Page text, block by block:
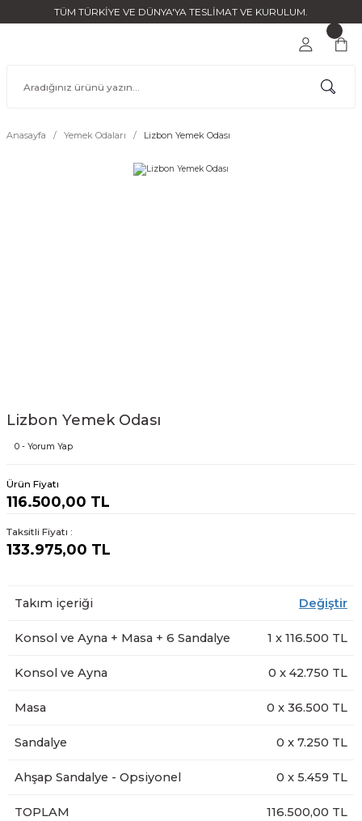
TÜM TÜRKİYE VE DÜNYA'YA TESLİMAT VE KURULUM.
Anasayfa Yemek Odaları Lizbon Yemek Odası
Lizbon Yemek Odası
0 - Yorum Yap
Ürün Fiyatı
116.500,00 TL
Taksitli Fiyatı :
133.975,00 TL
Takım içeriği Değiştir
Konsol ve Ayna + Masa + 6 Sandalye 1 x 116.500 TL
Konsol ve Ayna 0 x 42.750 TL
Masa 0 x 36.500 TL
Sandalye 0 x 7.250 TL
Ahşap Sandalye - Opsiyonel 0 x 5.459 TL
TOPLAM 116.500,00 TL